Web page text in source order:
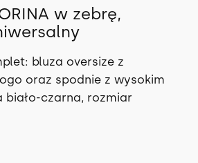
w zebrę,
bluza oversize z
oraz spodnie z wysokim
biało-czarna, rozmiar